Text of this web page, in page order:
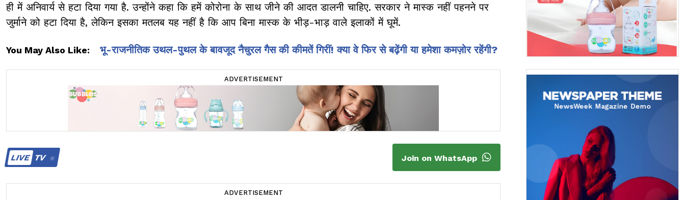
ही में अनिवार्य से हटा दिया गया है. उन्होंने कहा कि हमें कोरोना के साथ जीने की आदत डालनी चाहिए. सरकार ने मास्क नहीं पहनने पर
जुर्माने को हटा दिया है, लेकिन इसका मतलब यह नहीं है कि आप बिना मास्क के भीड़-भाड़ वाले इलाकों में घूमें.
You May Also Like: भू-राजनीतिक उथल-पुथल के बावजूद नैचुरल गैस की कीमतें गिरीं! क्या वे फिर से बढ़ेंगी या हमेशा कमज़ोर रहेंगी?
ADVERTISEMENT
LIVETV Join on WhatsApp
ADVERTISEMENT